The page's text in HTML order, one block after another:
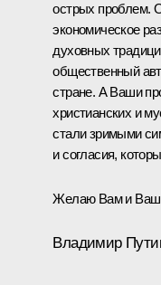
острых проблем.
экономическое
духовных
общественный
стране. А Ваши
христианских и
стали зримыми
и согласия,
Желаю Вам и
Владимир